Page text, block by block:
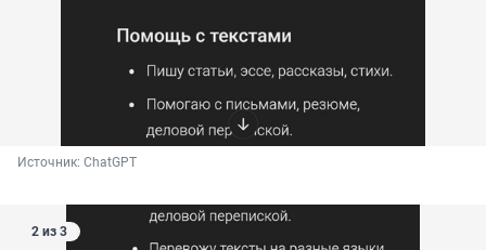
Источник: ChatGPT
2 из 3